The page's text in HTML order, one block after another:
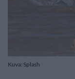
Kuva: Splash